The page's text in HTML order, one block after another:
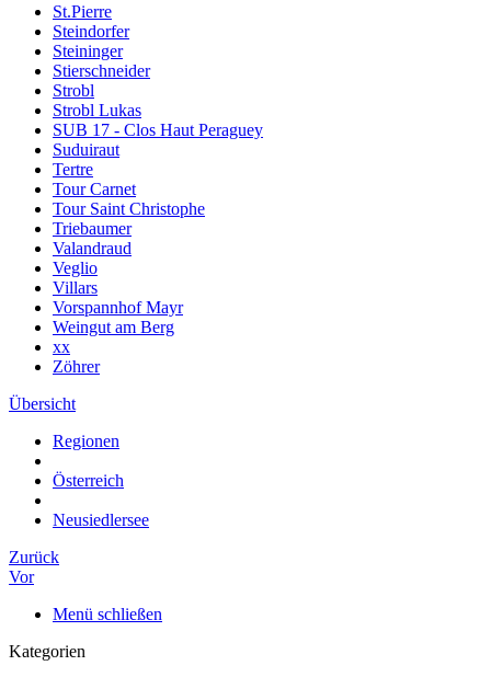
St.Pierre
Steindorfer
Steininger
Stierschneider
Strobl
Strobl Lukas
SUB 17 - Clos Haut Peraguey
Suduiraut
Tertre
Tour Carnet
Tour Saint Christophe
Triebaumer
Valandraud
Veglio
Villars
Vorspannhof Mayr
Weingut am Berg
xx
Zöhrer
Übersicht
Regionen
Österreich
Neusiedlersee
Zurück
Vor
Menü schließen
Kategorien